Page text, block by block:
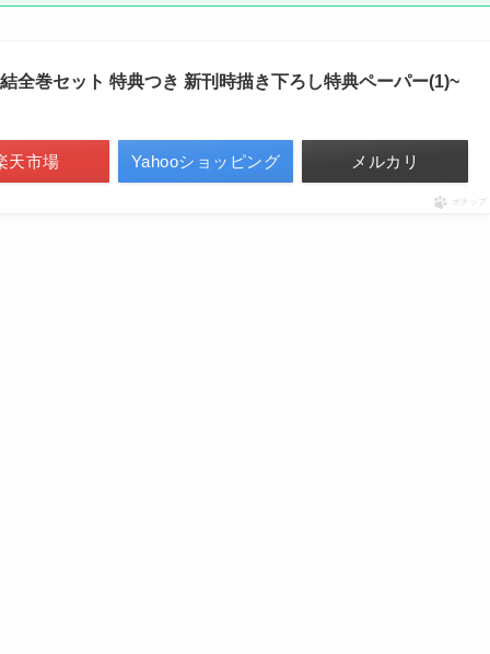
全巻セット 特典つき 新刊時描き下ろし特典ペーパー(1)~
天市場 Yahooショッピング メルカリ
ポチップ